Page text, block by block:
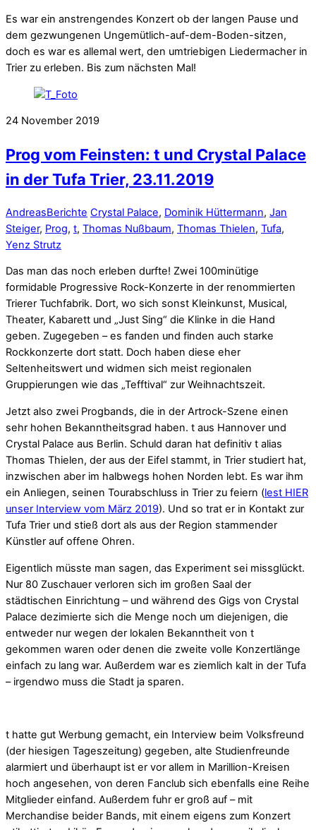
Es war ein anstrengendes Konzert ob der langen Pause und
dem gezwungenen Ungemütlich-auf-dem-Boden-sitzen,
doch es war es allemal wert, den umtriebigen Liedermacher in
Trier zu erleben. Bis zum nächsten Mal!
24 November 2019
Prog vom Feinsten: t und Crystal Palace
in der Tufa Trier, 23.11.2019
AndreasBerichte Crystal Palace, Dominik Hüttermann, Jan
Steiger, Prog, t, Thomas Nußbaum, Thomas Thielen, Tufa,
Yenz Strutz
Das man das noch erleben durfte! Zwei 100minütige
formidable Progressive Rock-Konzerte in der renommierten
Trierer Tuchfabrik. Dort, wo sich sonst Kleinkunst, Musical,
Theater, Kabarett und „Just Sing“ die Klinke in die Hand
geben. Zugegeben – es fanden und finden auch starke
Rockkonzerte dort statt. Doch haben diese eher
Seltenheitswert und widmen sich meist regionalen
Gruppierungen wie das „Tefftival“ zur Weihnachtszeit.
Jetzt also zwei Progbands, die in der Artrock-Szene einen
sehr hohen Bekanntheitsgrad haben. t aus Hannover und
Crystal Palace aus Berlin. Schuld daran hat definitiv t alias
Thomas Thielen, der aus der Eifel stammt, in Trier studiert hat,
inzwischen aber im halbwegs hohen Norden lebt. Es war ihm
ein Anliegen, seinen Tourabschluss in Trier zu feiern (lest HIER
unser Interview vom März 2019). Und so trat er in Kontakt zur
Tufa Trier und stieß dort als aus der Region stammender
Künstler auf offene Ohren.
Eigentlich müsste man sagen, das Experiment sei missglückt.
Nur 80 Zuschauer verloren sich im großen Saal der
städtischen Einrichtung – und während des Gigs von Crystal
Palace dezimierte sich die Menge noch um diejenigen, die
entweder nur wegen der lokalen Bekanntheit von t
gekommen waren oder denen die zweite volle Konzertlänge
einfach zu lang war. Außerdem war es ziemlich kalt in der Tufa
– irgendwo muss die Stadt ja sparen.
t hatte gut Werbung gemacht, ein Interview beim Volksfreund
(der hiesigen Tageszeitung) gegeben, alte Studienfreunde
alarmiert und überhaupt ist er vor allem in Marillion-Kreisen
hoch angesehen, von deren Fanclub sich ebenfalls eine Reihe
Mitglieder einfand. Außerdem fuhr er groß auf – mit
Merchandise beider Bands, mit einem eigens zum Konzert